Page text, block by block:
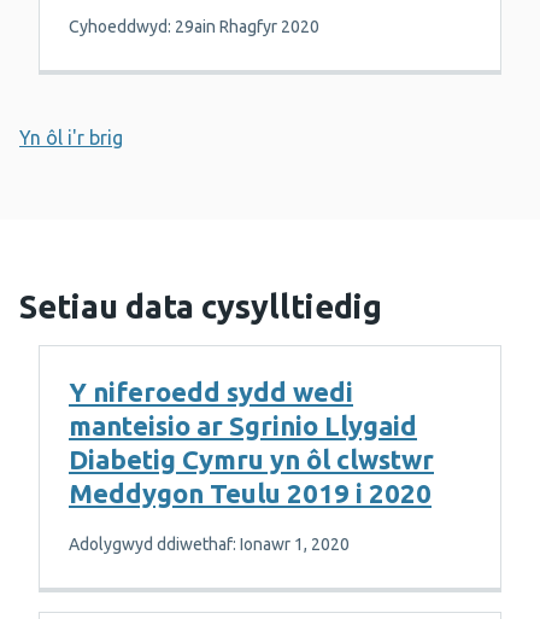
Cyhoeddwyd: 29ain Rhagfyr 2020
Yn ôl i'r brig
Setiau data cysylltiedig
Y niferoedd sydd wedi
manteisio ar Sgrinio Llygaid
Diabetig Cymru yn ôl clwstwr
Meddygon Teulu 2019 i 2020
Adolygwyd ddiwethaf: Ionawr 1, 2020